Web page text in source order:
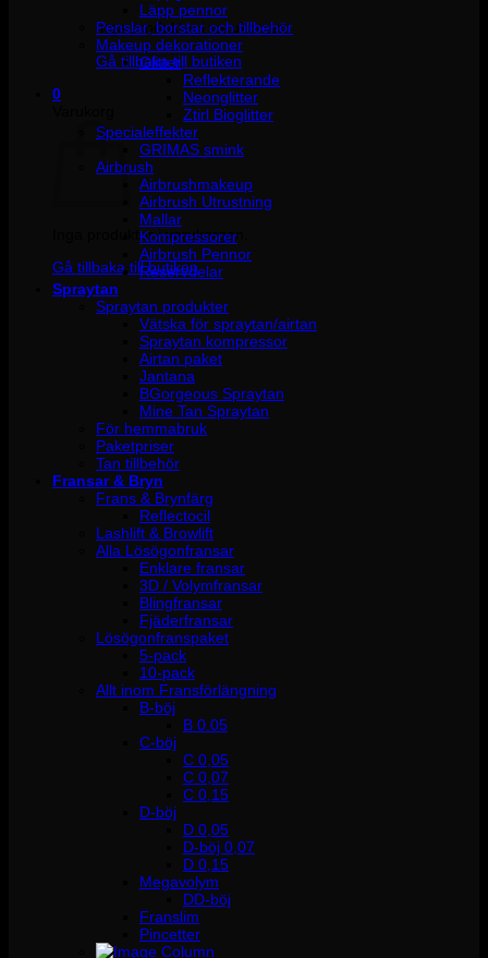
Inga produkter i varukorgen.
Gå tillbaka till butiken
0
Inga produkter i varukorgen.
Gå tillbaka till butiken
Läpp pennor
Penslar, borstar och tillbehör
Makeup dekorationer
Glitter
Reflekterande
Neonglitter
Ztirl Bioglitter
Specialeffekter
GRIMAS smink
Airbrush
Airbrushmakeup
Airbrush Utrustning
Mallar
Kompressorer
Airbrush Pennor
Reservdelar
Spraytan
Spraytan produkter
Vätska för spraytan/airtan
Spraytan kompressor
Airtan paket
Jantana
BGorgeous Spraytan
Mine Tan Spraytan
För hemmabruk
Paketpriser
Tan tillbehör
Fransar & Bryn
Frans & Brynfärg
Reflectocil
Lashlift & Browlift
Alla Lösögonfransar
Enklare fransar
3D / Volymfransar
Blingfransar
Fjäderfransar
Lösögonfranspaket
5-pack
10-pack
Allt inom Fransförlängning
B-böj
B 0.05
C-böj
C 0,05
C 0,07
C 0,15
D-böj
D 0,05
D-böj 0,07
D 0,15
Megavolym
DD-böj
Franslim
Pincetter